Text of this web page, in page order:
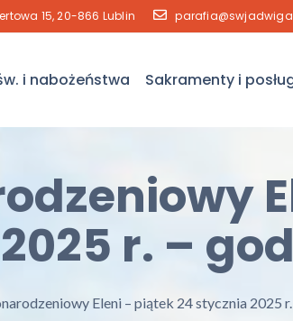
15, 20-866 Lublin
i nabożeństwa Sakramenty i
r. –
Eleni – piątek 24 stycznia 2025